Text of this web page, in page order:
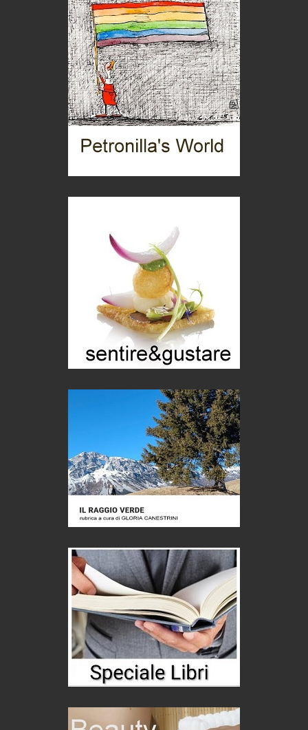
Puglia - Tra storia e recupero
Castione, sotto il segno del castagno
Picasso. Il linguaggio delle idee